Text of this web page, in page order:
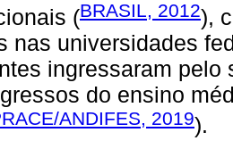
(BRASIL, 2012),
nas universidades
ingressaram
do ensino
ANDIFES, 2019).